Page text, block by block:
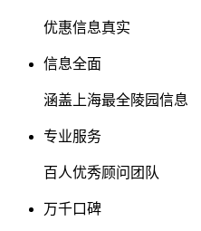
优惠信息真实
信息全面
涵盖上海最全陵园信息
专业服务
百人优秀顾问团队
万千口碑